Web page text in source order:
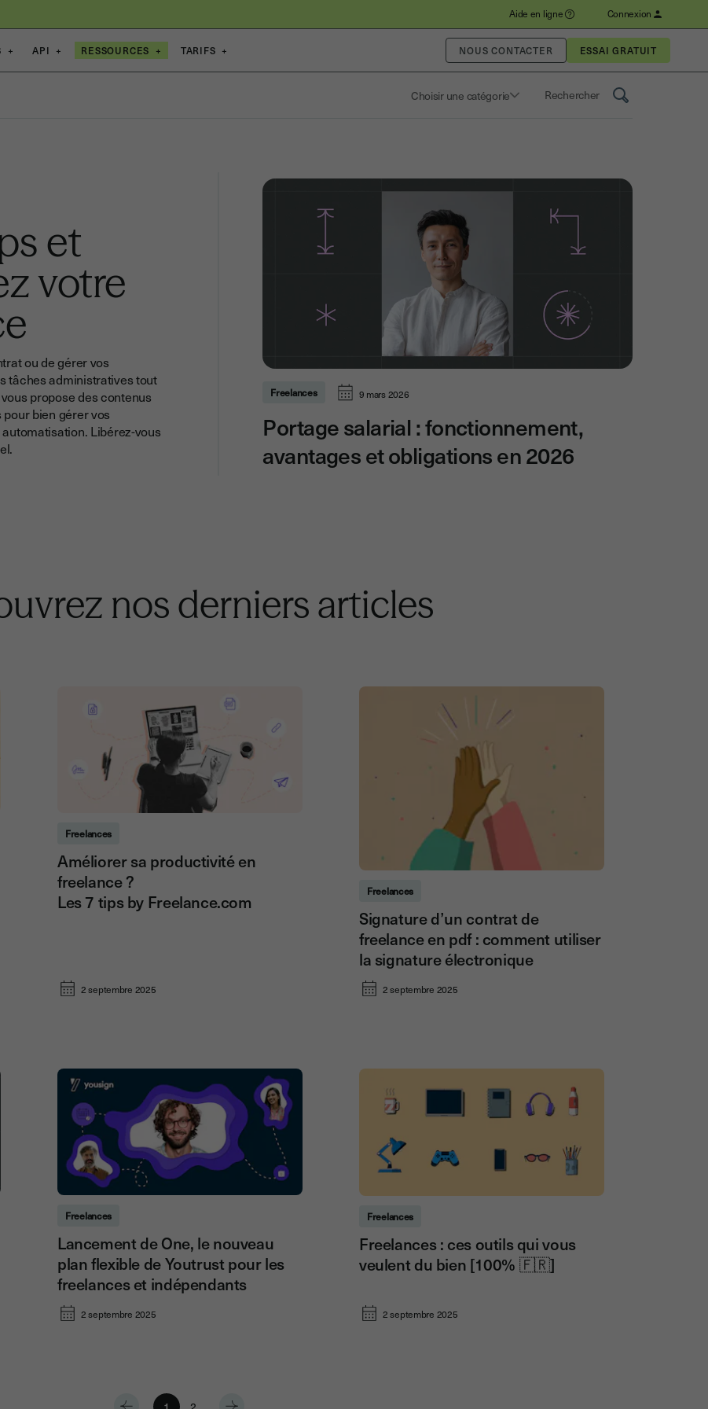
Aide en ligne Connexion
+ API + RESSOURCES + TARIFS + NOUS CONTACTER
Choisir une catégorie Saisissez un terme pour
et
votre
ou de gérer vos
tâches administratives tout
propose des contenus
bien gérer vos
Libérez-vous
Freelances 9 mars 2026
Portage salarial : fonctionnement,
avantages et obligations en 2026
nos derniers articles
Freelances
Améliorer sa productivité en
freelance ?
Les 7 tips by Freelance.com
2 septembre 2025
Freelances
Signature d’un contrat de
freelance en pdf : comment utiliser
la signature électronique
2 septembre 2025
Freelances
Lancement de One, le nouveau
plan flexible de Youtrust pour les
freelances et indépendants
2 septembre 2025
Freelances
Freelances : ces outils qui vous
veulent du bien [100% 🇫🇷]
2 septembre 2025